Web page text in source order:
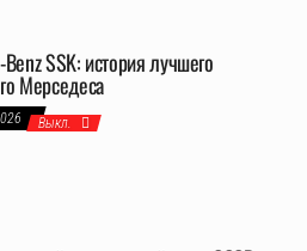
SSK: история лучшего
Мерседеса
Выкл.